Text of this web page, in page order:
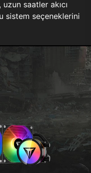
saatler akıcı
sistem seçeneklerini